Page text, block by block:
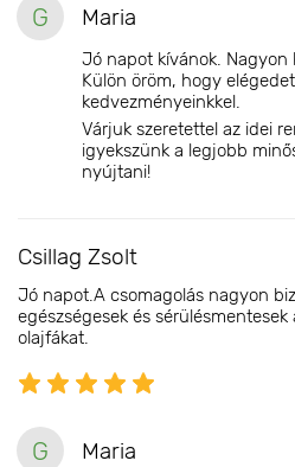
G Maria
Jó napot kívánok. Nagyon
Külön öröm, hogy
kedvezményeinkkel.
Várjuk szeretettel az idei
igyekszünk a legjobb
nyújtani!
Csillag Zsolt
Jó napot.A csomagolás nagyon
egészségesek és
olajfákat.
G Maria